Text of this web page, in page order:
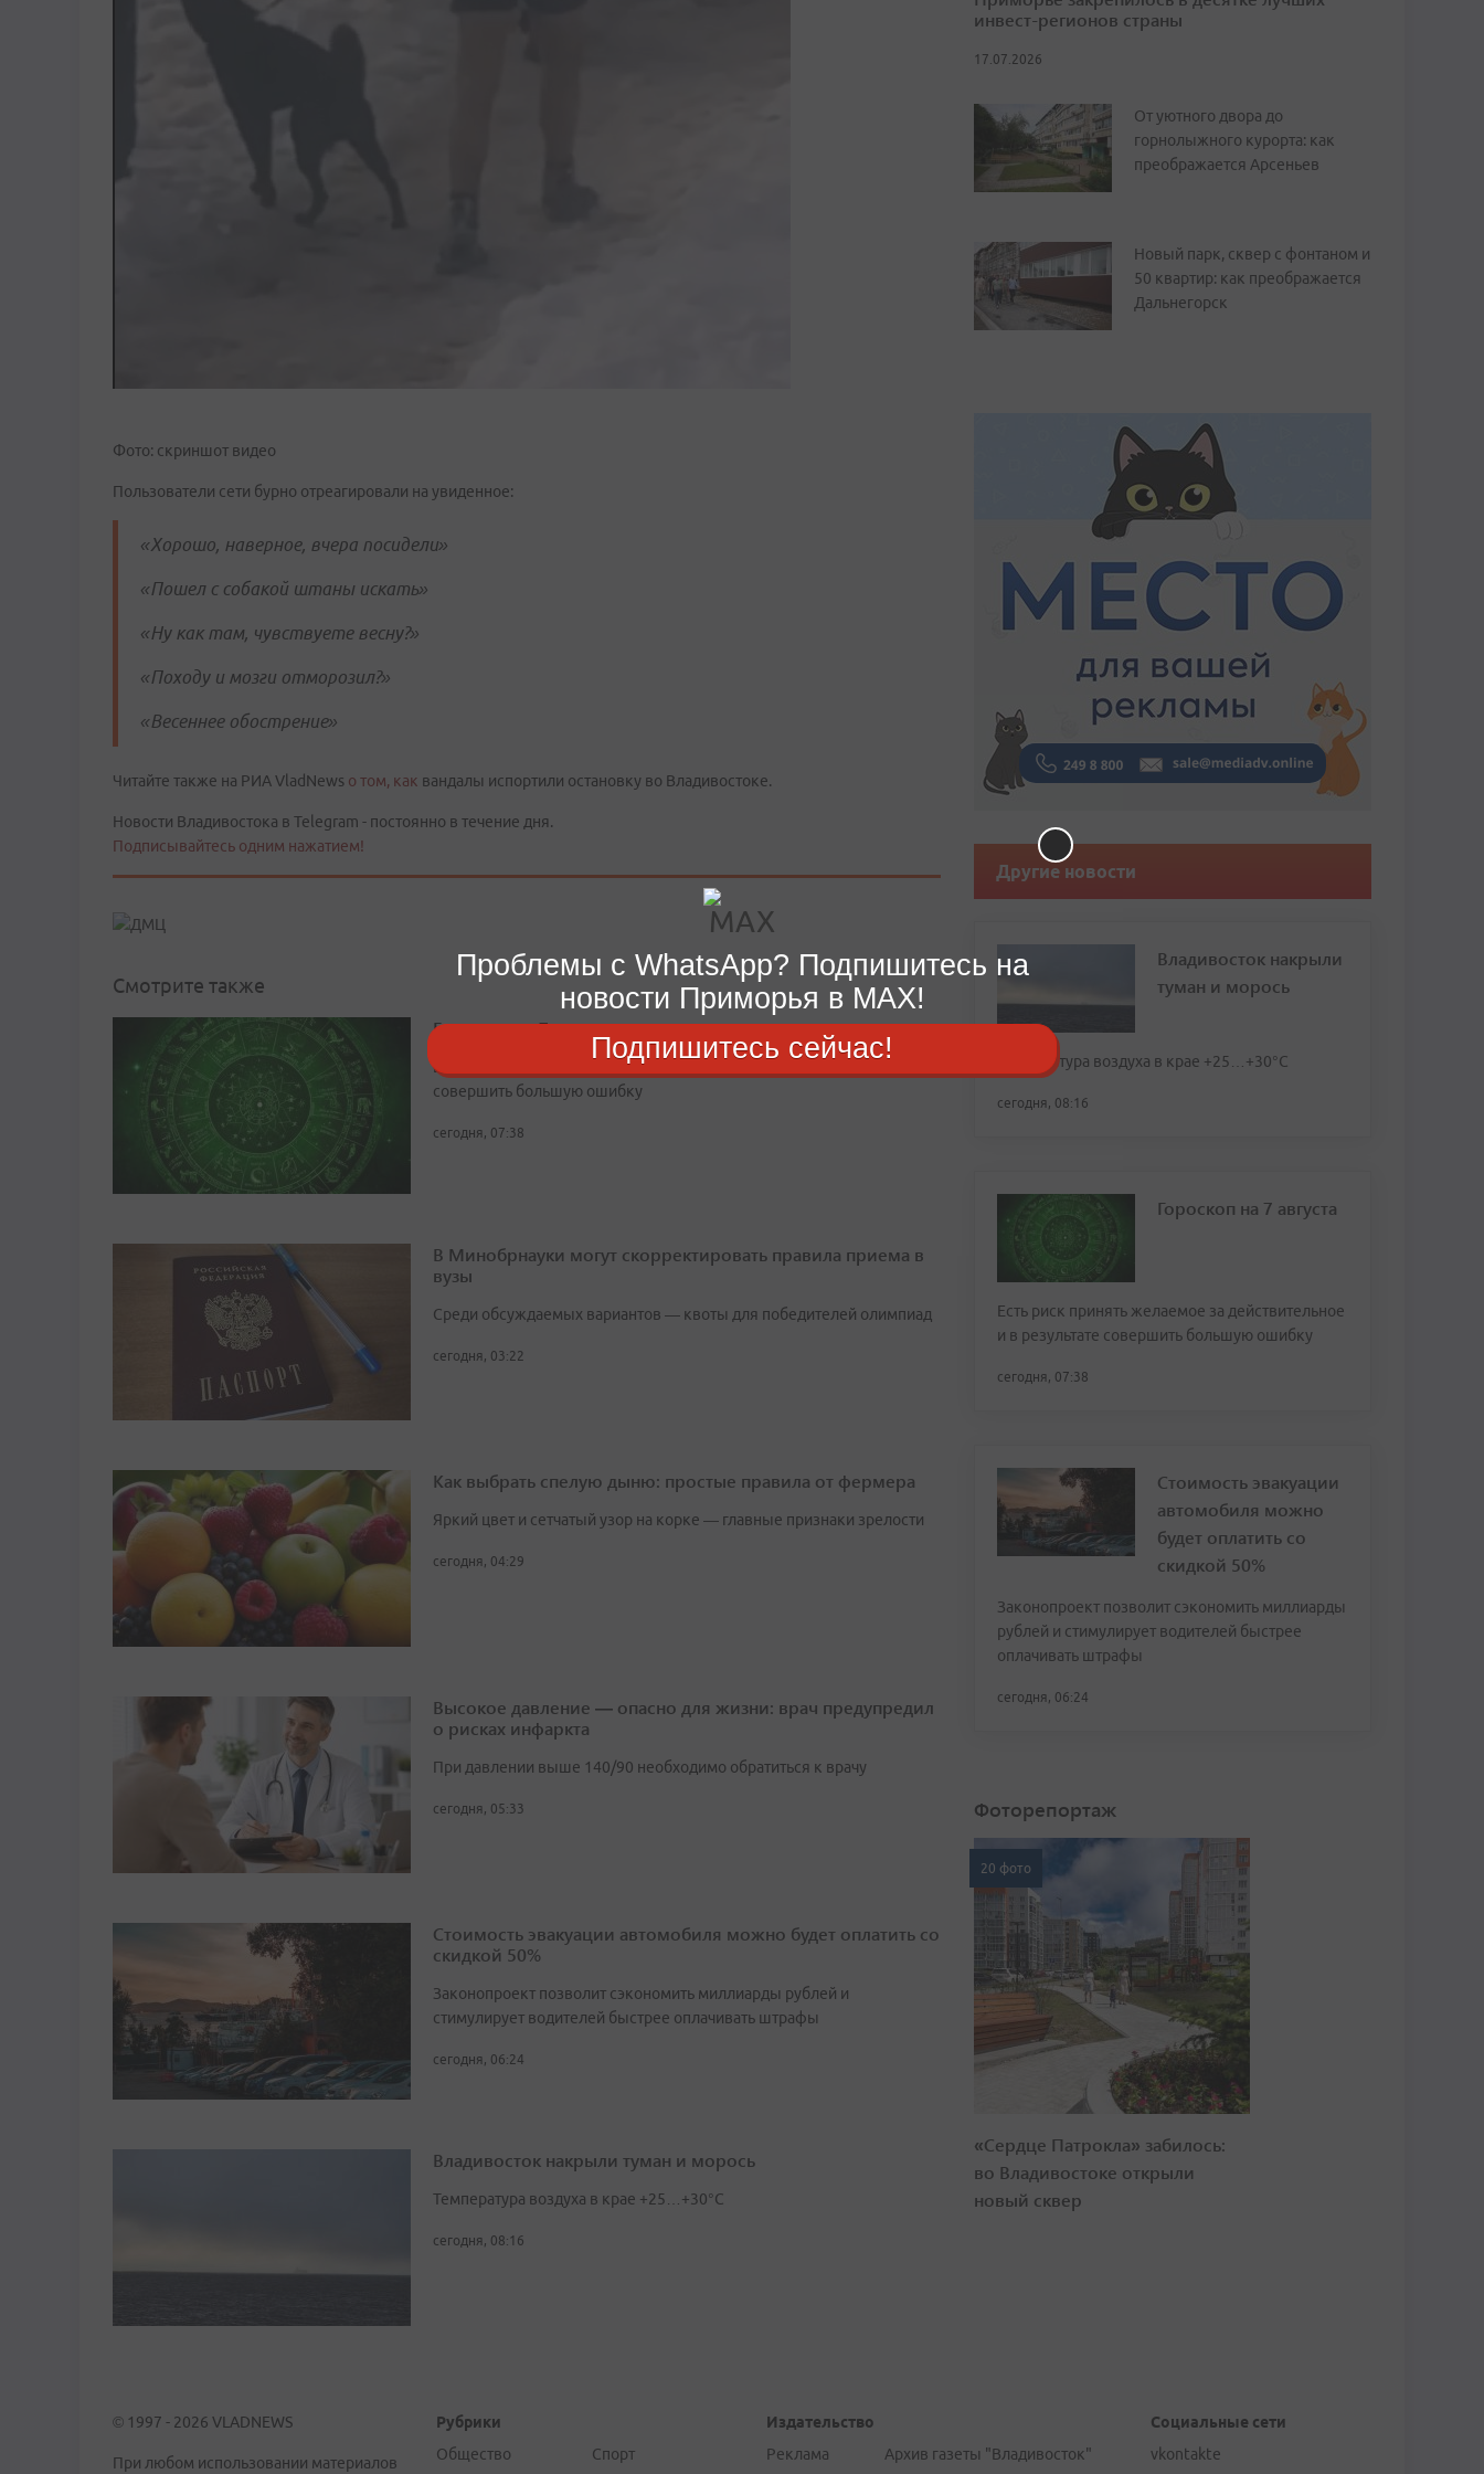
Фото: скриншот видео
Пользователи сети бурно отреагировали на увиденное:
«Хорошо, наверное, вчера посидели»
«Пошел с собакой штаны искать»
«Ну как там, чувствуете весну?»
«Походу и мозги отморозил?»
«Весеннее обострение»
Читайте также на РИА VladNews о том, как вандалы испортили остановку во Владивостоке.
Новости Владивостока в Telegram - постоянно в течение дня.
Подписывайтесь одним нажатием!
Смотрите также
Гороскоп на 7 августа
Есть риск принять желаемое за действительное и в результате
совершить большую ошибку
сегодня, 07:38
В Минобрнауки могут скорректировать правила приема в
вузы
Среди обсуждаемых вариантов — квоты для победителей олимпиад
сегодня, 03:22
Как выбрать спелую дыню: простые правила от фермера
Яркий цвет и сетчатый узор на корке — главные признаки зрелости
сегодня, 04:29
Высокое давление — опасно для жизни: врач предупредил
о рисках инфаркта
При давлении выше 140/90 необходимо обратиться к врачу
сегодня, 05:33
Стоимость эвакуации автомобиля можно будет оплатить со
скидкой 50%
Законопроект позволит сэкономить миллиарды рублей и
стимулирует водителей быстрее оплачивать штрафы
сегодня, 06:24
Владивосток накрыли туман и морось
Температура воздуха в крае +25…+30°C
сегодня, 08:16
инвест-регионов страны
17.07.2026
От уютного двора до
горнолыжного курорта: как
преображается Арсеньев
Новый парк, сквер с фонтаном и
50 квартир: как преображается
Дальнегорск
Другие новости
Владивосток накрыли
туман и морось
Температура воздуха в крае +25…+30°C
сегодня, 08:16
Гороскоп на 7 августа
Есть риск принять желаемое за действительное
и в результате совершить большую ошибку
сегодня, 07:38
Стоимость эвакуации
автомобиля можно
будет оплатить со
скидкой 50%
Законопроект позволит сэкономить миллиарды
рублей и стимулирует водителей быстрее
оплачивать штрафы
сегодня, 06:24
Фоторепортаж
20 фото
«Сердце Патрокла» забилось:
во Владивостоке открыли
новый сквер
© 1997 - 2026 VLADNEWS
При любом использовании материалов
Рубрики
Общество
Спорт
Издательство
Реклама
Архив газеты "Владивосток"
Социальные сети
vkontakte
Проблемы с WhatsApp? Подпишитесь на
новости Приморья в MAX!
Подпишитесь сейчас!